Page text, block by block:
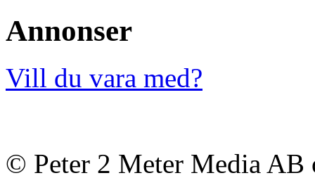
Annonser
Vill du vara med?
© Peter 2 Meter Media AB